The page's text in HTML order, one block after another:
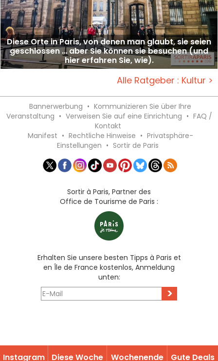
Diese Orte in Paris, von denen man glaubt, sie seien
geschlossen … aber Sie können sie besuchen (und
hier erfahren Sie, wie).
Alle Ratgeber : Kultur >
Bannerwerbung • Kommunizieren Sie über Ihre
Veranstaltung • Verweisen Sie auf eine Einrichtung • FAQ /
Kontakt
Manifest • Rechtliche Hinweise • Privatsphäre-
Einstellungen • Sortir de Paris
Sortir à Paris, Partner des
Office de Tourisme de Paris :
Erhalten Sie unsere besten Tipps à Paris et
en Île de France kostenlos, Anmeldung
unten:
>
Instagram Diese Woche Wochenende Gute Deals